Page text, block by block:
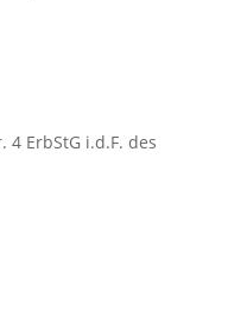
ErbStG i.d.F. des